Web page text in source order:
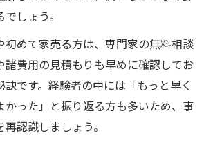
しょう。
初めて家売る方は、専門家の無料相談
諸費用の見積もりも早めに確認してお
訣です。経験者の中には「もっと早く
かった」と振り返る方も多いため、事
認識しましょう。